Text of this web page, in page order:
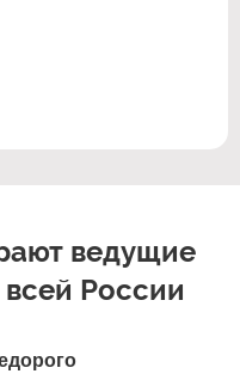
ведущие
России